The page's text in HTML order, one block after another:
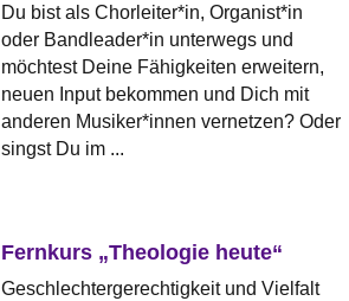
Du bist als Chorleiter*in, Organist*in
oder Bandleader*in unterwegs und
möchtest Deine Fähigkeiten erweitern,
neuen Input bekommen und Dich mit
anderen Musiker*innen vernetzen? Oder
singst Du im ...
Fernkurs „Theologie heute“
Geschlechtergerechtigkeit und Vielfalt